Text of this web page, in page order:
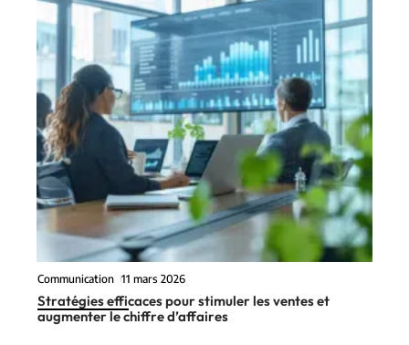
Communication 11 mars 2026
Stratégies efficaces pour stimuler les ventes et
augmenter le chiffre d’affaires